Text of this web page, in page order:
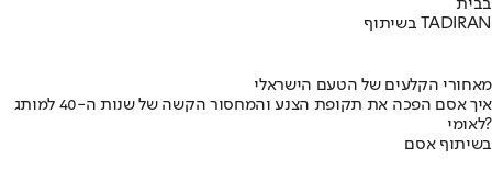
בבית
בשיתוף TADIRAN
מאחורי הקלעים של הטעם הישראלי
איך אסם הפכה את תקופת הצנע והמחסור הקשה של שנות ה-40 למותג
לאומי?
בשיתוף אסם